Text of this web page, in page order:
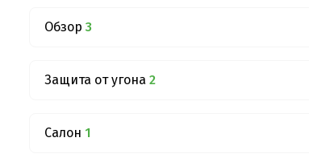
Обзор 3
Защита от угона 2
Салон 1